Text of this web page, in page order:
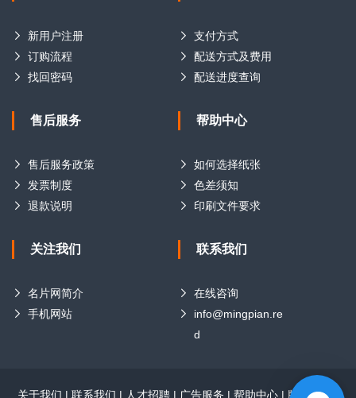
新用户注册
订购流程
找回密码
支付方式
配送方式及费用
配送进度查询
售后服务
售后服务政策
发票制度
退款说明
帮助中心
如何选择纸张
色差须知
印刷文件要求
关注我们
名片网简介
手机网站
联系我们
在线咨询
info@mingpian.re
d
关于我们 | 联系我们 | 人才招聘 | 广告服务 | 帮助中心 | 版权声明